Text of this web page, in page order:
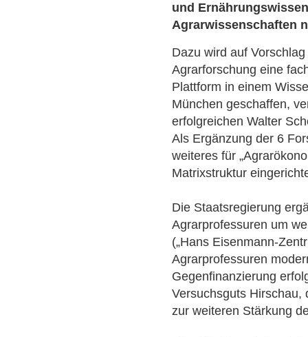
und
Agrarwissenschaften
Dazu wird auf
Agrarforschung eine
Plattform in einem
München geschaffen,
erfolgreichen Walter
Als Ergänzung der 6
weiteres für
Matrixstruktur
Die Staatsregierung
Agrarprofessuren um
(„Hans Eisenmann-
Agrarprofessuren
Gegenfinanzierung
Versuchsguts Hirschau,
zur weiteren Stärkung